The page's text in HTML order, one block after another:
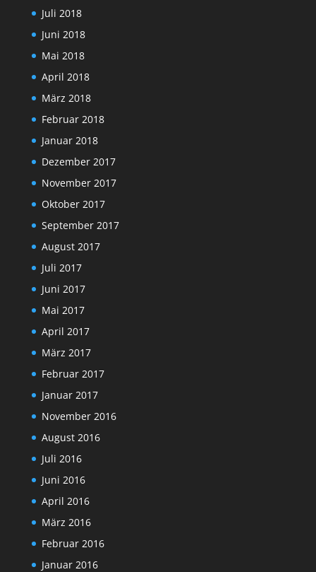
Juli 2018
Juni 2018
Mai 2018
April 2018
März 2018
Februar 2018
Januar 2018
Dezember 2017
November 2017
Oktober 2017
September 2017
August 2017
Juli 2017
Juni 2017
Mai 2017
April 2017
März 2017
Februar 2017
Januar 2017
November 2016
August 2016
Juli 2016
Juni 2016
April 2016
März 2016
Februar 2016
Januar 2016